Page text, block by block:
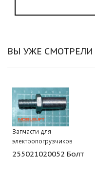
ВЫ УЖЕ СМОТРЕЛИ
Запчасти для
электропогрузчиков
255021020052 Болт